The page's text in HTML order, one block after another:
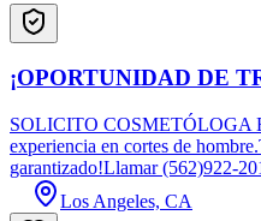
¡OPORTUNIDAD DE
SOLICITO COSMETÓLOGA
experiencia en cortes de
garantizado!Llamar (562)922-
Los Angeles, CA